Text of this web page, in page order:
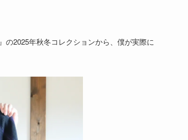
』の2025年秋冬コレクションから、僕が実際に